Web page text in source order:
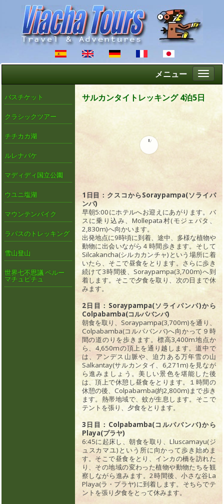
メニュー
バスチケット
クラシックツアー
チチカカ湖
ルレナバケ
マディディ国立公園
ウユニ塩湖
マウンテンバイク
ラパスのトレッキング
雪山登山
世界七不思議 ペルー
マチュピチュ
サルカンタイトレッキング 4泊5日
1日目：クスコからSoraypampa(ソライパ
ンパ)
早朝5:00にホテルへお迎えにあがります。バ
スに乗り込み、Mollepata村(モジェパタ、
2,830m)へ向かいます。
出発地点に9時頃に到着、途中、多様な植物や
動物に出会いながら４時間歩きます。そして
Silcakancha(シルカカンチャ)という場所に着
いたら、そこで昼食をとります。さらに歩き
続けて3時間後、Soraypampa(3,700m)へ到
着します。そこで夕食を取り、次の日まで休
みます。
2日目：Soraypampa(ソライパンパ)から
Colpabamba(コルパバンバ)
朝食を取り、Soraypampa(3,700m)を通り、
Colpabamba(コルパバンバ)へ向かって９時
間の道のりを歩きます。標高3,400m地点か
ら、4,650mの頂上を通り越します。道中で
は、アンデス山脈や、迫力ある万年雪の山
Salkantay(サルカンタイ、6,271m)を見なが
ら進みましょう。美しい景色を堪能した後
は、頂上で休憩し昼食をとります。１時間の
休憩の後、Colpabamba(約2,800m)まで歩き
ます。熱帯地域で、蚊が生息します。そこで
テントを張り、夕食をとります。
3日目：Colpabamba(コルパバンバ)から
Playa(プラヤ)
6:45に起床し、朝食を取り、Lluscamayu(ジ
ュスカマユ)という所に向かって歩き始めま
す。そこで昼食をとり、インカの橋を訪れた
り、その地域の変わった植物や動物たちを観
察しながら進みます。2時間後、小さな谷La
Playa(ラ・プラヤ)に到着します。そちらでテ
ントを張り夕食をとって休みます。